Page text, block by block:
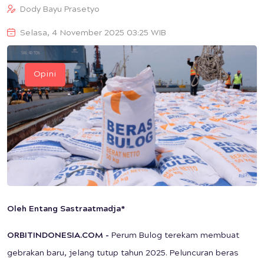
Dody Bayu Prasetyo
Selasa, 4 November 2025 03:25 WIB
Opini
Oleh Entang Sastraatmadja*
ORBITINDONESIA.COM - Perum Bulog terekam membuat
gebrakan baru, jelang tutup tahun 2025. Peluncuran beras